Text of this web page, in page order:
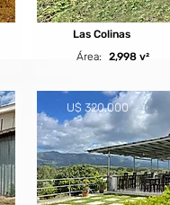
Las Colinas
Área:
2,998 v²
U$ 320,000